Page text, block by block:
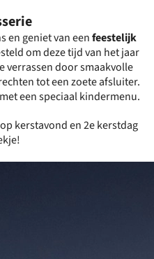
en geniet van eenfeestelijk
om deze tijd van het jaar
verrassen door smaakvolle
tot een zoete afsluiter.
een speciaal kindermenu.
kerstavond en 2e kerstdag